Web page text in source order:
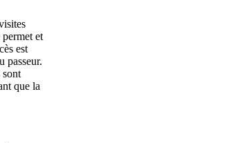
et
est
passeur.
sont
que la